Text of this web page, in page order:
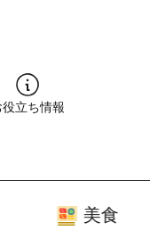
役立ち情報
美食